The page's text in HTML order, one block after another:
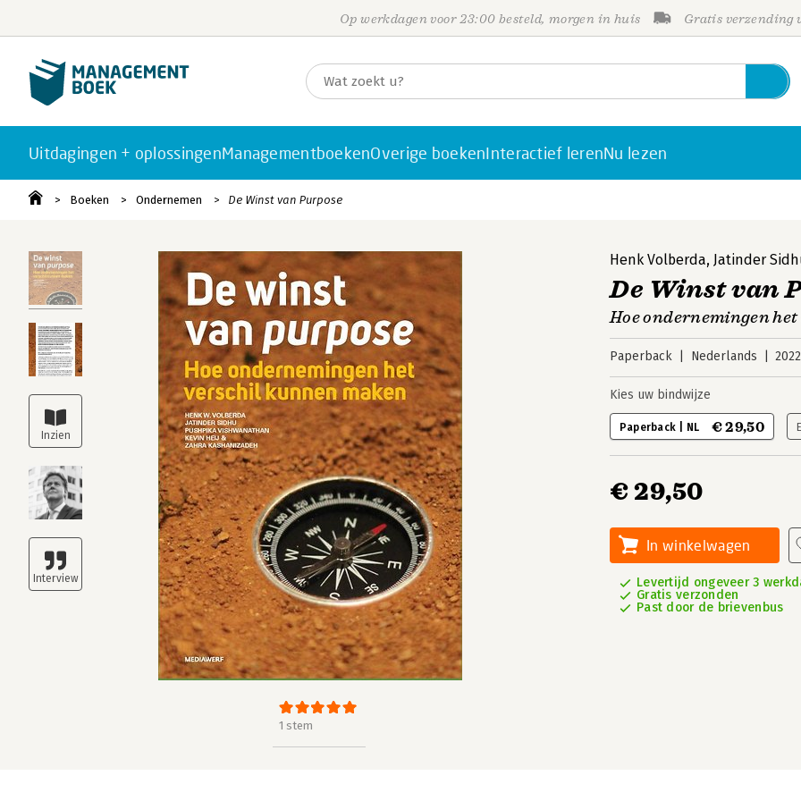
Op werkdagen voor 23:00 besteld, morgen in huis Gratis verzending
Uitdagingen + oplossingenManagementboekenOverige boekenInteractief lerenNu lezen
Boeken Ondernemen De Winst van Purpose
1 stem
Henk Volberda, Jatinder
De Winst van
Hoe ondernemingen
Paperback Nederlands 2022
Kies uw bindwijze
Paperback | NL € 29,50
€ 29,50
In winkelwagen
Levertijd ongeveer 3
Gratis verzonden
Past door de brievenbus